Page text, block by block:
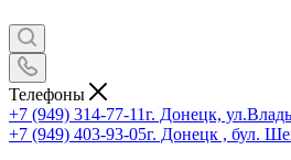
Телефоны
+7 (949) 314-77-11г. Донецк,
+7 (949) 403-93-05г. Донецк , бул.